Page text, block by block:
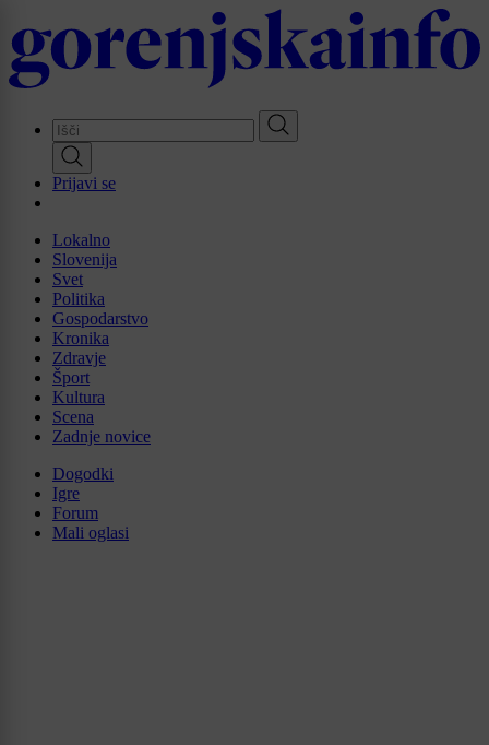
to
main
content
Prijavi se
Lokalno
Slovenija
Svet
Politika
Gospodarstvo
Kronika
Zdravje
Šport
Kultura
Scena
Zadnje novice
Dogodki
Igre
Forum
Mali oglasi